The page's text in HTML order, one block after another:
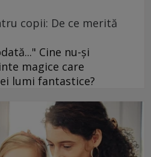
copii: De ce merită
Cine nu-și
magice care
lumi fantastice?